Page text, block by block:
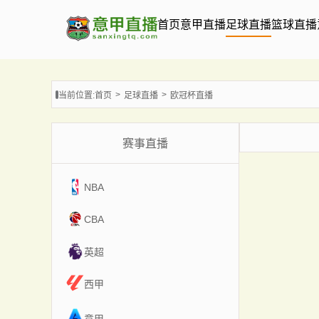
首页意甲直播足球直播篮球直播
当前位置:首页 足球直播 欧冠杯直播
赛事直播
NBA
CBA
英超
西甲